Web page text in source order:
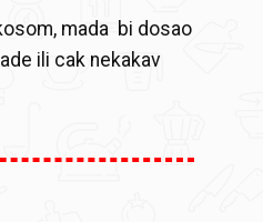
mada bi dosao
ili cak nekakav